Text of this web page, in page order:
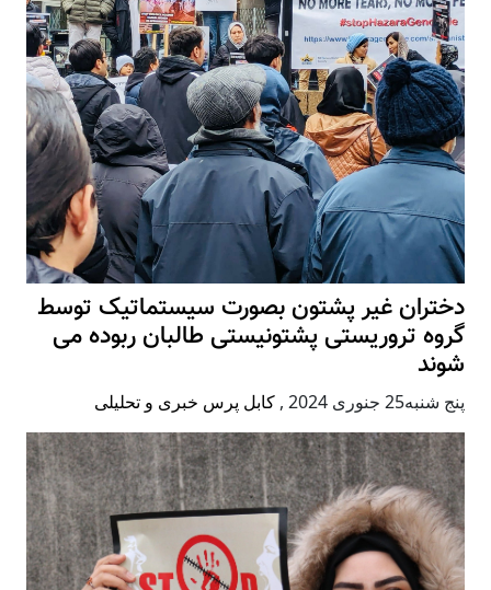
دختران غیر پشتون بصورت سیستماتیک توسط
گروه تروریستی پشتونیستی طالبان ربوده می
شوند
پنج شنبه25 جنوری 2024 , کابل پرس خبری و تحلیلی